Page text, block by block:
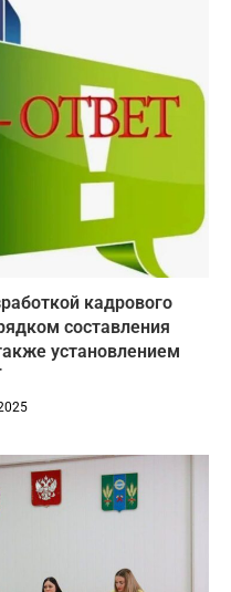
кадрового
составления
установлением